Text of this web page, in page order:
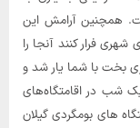
همچنین آرامش این
فرار کنند آنجا را
بخت با شما یار شد و
شب در اقامتگاه‌های
های بومگردی گیلان